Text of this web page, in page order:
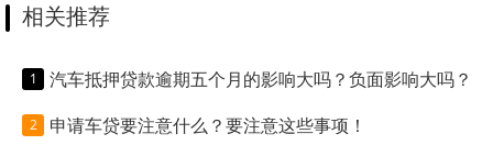
相关推荐
汽车抵押贷款逾期五个月的影响大吗？负面影响大吗？
申请车贷要注意什么？要注意这些事项！